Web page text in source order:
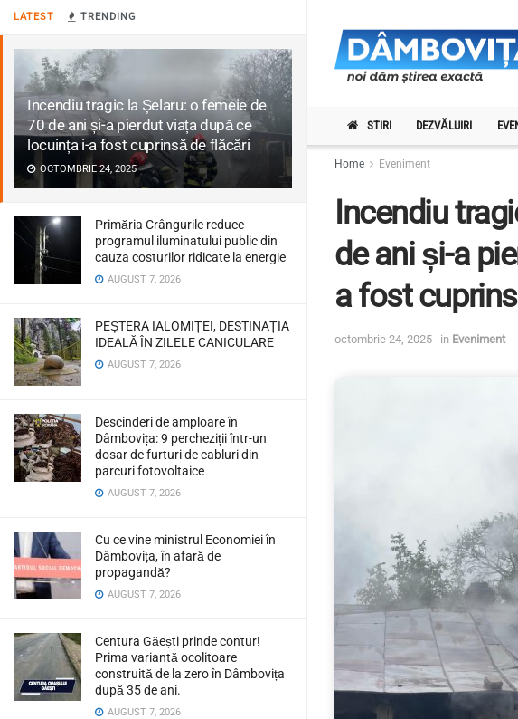
LATEST TRENDING
Incendiu tragic la Șelaru: o femeie de
70 de ani și-a pierdut viața după ce
locuința i-a fost cuprinsă de flăcări
OCTOMBRIE 24, 2025
Primăria Crângurile reduce
programul iluminatului public din
cauza costurilor ridicate la energie
AUGUST 7, 2026
PEȘTERA IALOMIȚEI, DESTINAȚIA
IDEALĂ ÎN ZILELE CANICULARE
AUGUST 7, 2026
Descinderi de amploare în
Dâmbovița: 9 percheziții într-un
dosar de furturi de cabluri din
parcuri fotovoltaice
AUGUST 7, 2026
Cu ce vine ministrul Economiei în
Dâmbovița, în afară de
propagandă?
AUGUST 7, 2026
Centura Găești prinde contur!
Prima variantă ocolitoare
construită de la zero în Dâmbovița
după 35 de ani.
AUGUST 7, 2026
STIRI DEZVĂLUIRI
Home Eveniment
Incendiu
de ani și-a
a fost
octombrie 24, 2025 in Eveniment